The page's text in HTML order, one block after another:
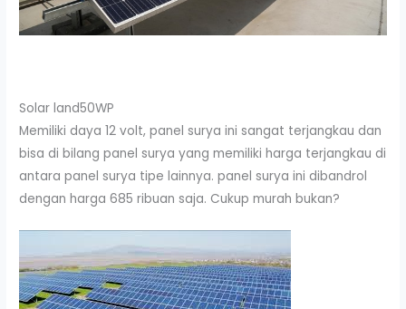
Solar land50WP
Memiliki daya 12 volt, panel surya ini sangat terjangkau dan
bisa di bilang panel surya yang memiliki harga terjangkau di
antara panel surya tipe lainnya. panel surya ini dibandrol
dengan harga 685 ribuan saja. Cukup murah bukan?